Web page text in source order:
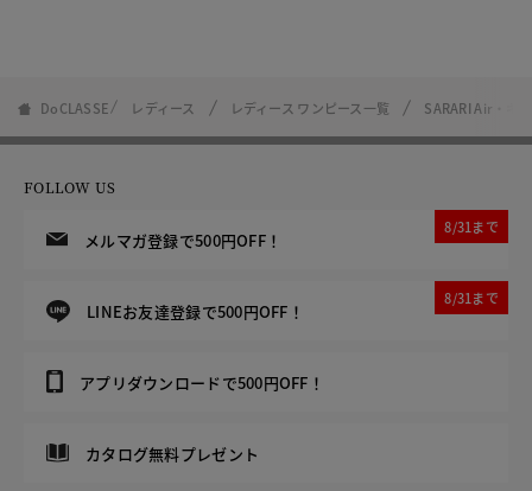
DoCLASSE レディース レディース ワンピース一覧 SARARI Air・キ
FOLLOW US
メルマガ登録で500円OFF！
8/31まで
LINEお友達登録で500円OFF！
8/31まで
アプリダウンロードで500円OFF！
カタログ無料プレゼント